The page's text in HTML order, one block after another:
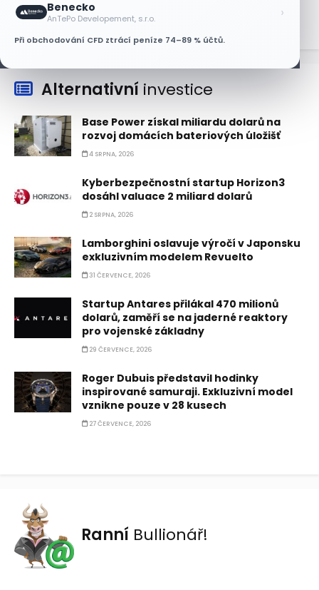
Benecko
AnTePo Developement, s.r.o. ›
Při obchodování CFD ztrácí peníze 74–89 % účtů.
Alternativní investice
Base Power získal miliardu dolarů na
rozvoj domácích bateriových úložišť
4 SRPNA, 2026
Kyberbezpečnostní startup Horizon3
dosáhl valuace 2 miliard dolarů
2 SRPNA, 2026
Lamborghini oslavuje výročí v Japonsku
exkluzivním modelem Revuelto
31 ČERVENCE, 2026
Startup Antares přilákal 470 milionů
dolarů, zaměří se na jaderné reaktory
pro vojenské základny
29 ČERVENCE, 2026
Roger Dubuis představil hodinky
inspirované samuraji. Exkluzivní model
vznikne pouze v 28 kusech
27 ČERVENCE, 2026
Ranní Bullionář!